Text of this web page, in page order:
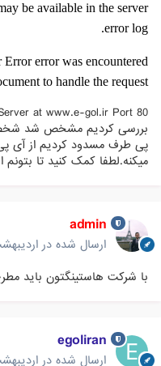
be available in the server
error log.
error was encountered
to handle the request.
at www.e-gol.ir Port 80
بررسی کردیم مشخص شد
پی طرف مسدود کردیم از آی پی
میکنه.لطفا کمک کنید تا
admin
ارسال شده در اردیبهشت 26،
با شرکت هاستینگتون باید
egoliran
ارسال شده در اردیبهشت 26،